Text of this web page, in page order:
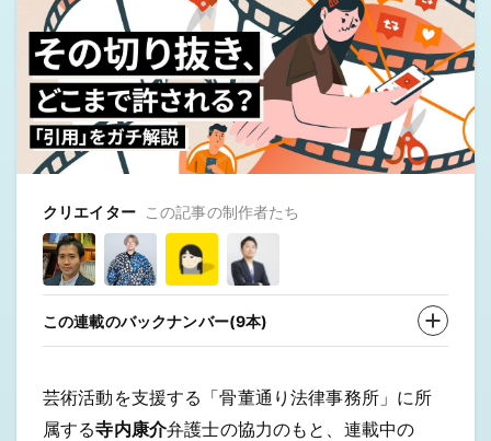
クリエイター この記事の制作者たち
この連載のバックナンバー(9本)
芸術活動を支援する「骨董通り法律事務所」に所
属する寺内康介弁護士の協力のもと、連載中の